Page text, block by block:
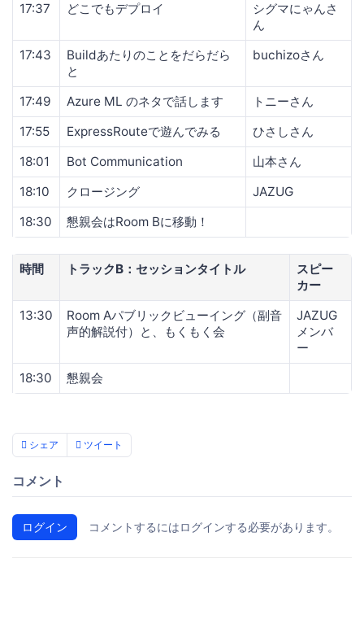
17:37
どこでもデプロイ
シグマにゃんさ
ん
17:43
Buildあたりのことをだらだら
と
buchizoさん
17:49 Azure ML のネタで話します
トニーさん
17:55
ExpressRouteで遊んでみる
ひさしさん
18:01
Bot Communication
山本さん
18:10
クロージング
JAZUG
18:30
懇親会はRoom Bに移動！
時間 トラックB：セッションタイトル
スピー
カー
13:30
Room Aパブリックビューイング（副音
声的解説付）と、もくもく会
JAZUG
メンバ
ー
18:30
懇親会
シェア ツイート
コメント
ログイン コメントするにはログインする必要があります。